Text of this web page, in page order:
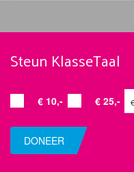
Steun KlasseTaal
€ 10,- € 25,-
DONEER